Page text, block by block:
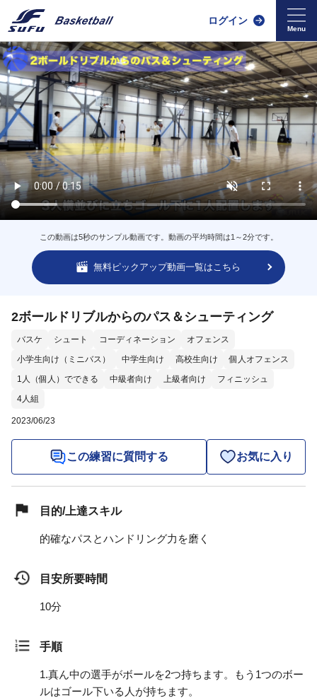
ログイン
この動画は5秒のサンプル動画です。動画の平均時間は1～2分です。
無料ピックアップ動画一覧はこちら
2ボールドリブルからのパス＆シューティング
バスケ シュート コーディネーション
オフェンス
小学生向け（ミニバス）
中学生向け 高校生向け
個人オフェンス
1人（個人）でできる
中級者向け 上級者向け
フィニッシュ
4人組
2023/06/23
この練習に質問する お気に入り
目的/上達スキル
的確なパスとハンドリング力を磨く
目安所要時間
10分
手順
1.真ん中の選手がボールを2つ持ちます。もう1つのボー
ルはゴール下いる人が持ちます。